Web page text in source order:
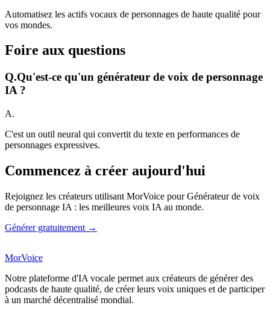
Automatisez les actifs vocaux de personnages de haute qualité pour
vos mondes.
Foire aux questions
Q.Qu'est-ce qu'un générateur de voix de personnage
IA ?
A.
C'est un outil neural qui convertit du texte en performances de
personnages expressives.
Commencez à créer aujourd'hui
Rejoignez les créateurs utilisant MorVoice pour Générateur de voix
de personnage IA : les meilleures voix IA au monde.
Générer gratuitement →
MorVoice
Notre plateforme d'IA vocale permet aux créateurs de générer des
podcasts de haute qualité, de créer leurs voix uniques et de participer
à un marché décentralisé mondial.